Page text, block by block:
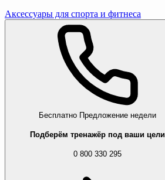
Аксессуары для спорта и фитнеса
Бесплатно Предложение недели
Подберём тренажёр под ваши цели
0 800 330 295